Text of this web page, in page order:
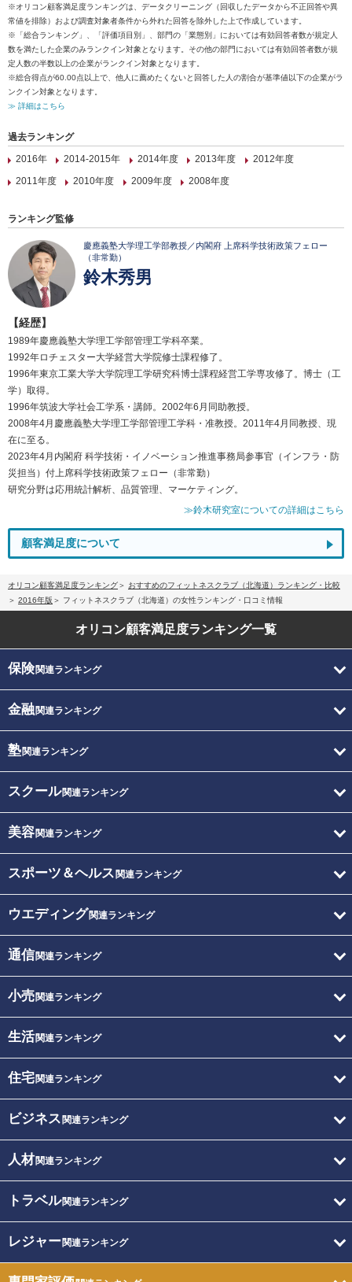
※オリコン顧客満足度ランキングは、データクリーニング（回収したデータから不正回答や異
常値を排除）および調査対象者条件から外れた回答を除外した上で作成しています。
※「総合ランキング」、「評価項目別」、部門の「業態別」においては有効回答者数が規定人
数を満たした企業のみランクイン対象となります。その他の部門においては有効回答者数が規
定人数の半数以上の企業がランクイン対象となります。
※総合得点が60.00点以上で、他人に薦めたくないと回答した人の割合が基準値以下の企業がラ
ンクイン対象となります。
≫ 詳細はこちら
過去ランキング
2016年
2014-2015年 2014年度 2013年度
2012年度
2011年度
2010年度 2009年度 2008年度
ランキング監修
慶應義塾大学理工学部教授／内閣府 上席科学技術政策フェロー
（非常勤）
鈴木秀男
【経歴】
1989年慶應義塾大学理工学部管理工学科卒業。
1992年ロチェスター大学経営大学院修士課程修了。
1996年東京工業大学大学院理工学研究科博士課程経営工学専攻修了。博士（工
学）取得。
1996年筑波大学社会工学系・講師。2002年6月同助教授。
2008年4月慶應義塾大学理工学部管理工学科・准教授。2011年4月同教授、現
在に至る。
2023年4月内閣府 科学技術・イノベーション推進事務局参事官（インフラ・防
災担当）付上席科学技術政策フェロー（非常勤）
研究分野は応用統計解析、品質管理、マーケティング。
≫鈴木研究室についての詳細はこちら
顧客満足度について
オリコン顧客満足度ランキング
おすすめのフィットネスクラブ（北海道）ランキング・比較
2016年版
フィットネスクラブ（北海道）の女性ランキング・口コミ情報
オリコン顧客満足度ランキング一覧
保険関連ランキング
金融関連ランキング
塾関連ランキング
スクール関連ランキング
美容関連ランキング
スポーツ＆ヘルス 関連ランキング
ウエディング関連ランキング
通信関連ランキング
小売関連ランキング
生活関連ランキング
住宅関連ランキング
ビジネス 関連ランキング
人材関連ランキング
トラベル関連ランキング
レジャー関連ランキング